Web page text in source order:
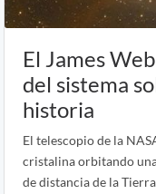
El James
del sistema
historia
El telescopio de la
cristalina orbitando
de distancia de la